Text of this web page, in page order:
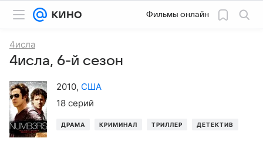
Фильмы онлайн
4исла
4исла, 6-й сезон
2010, США
18 серий
ДРАМА КРИМИНАЛ ТРИЛЛЕР ДЕТЕКТИВ